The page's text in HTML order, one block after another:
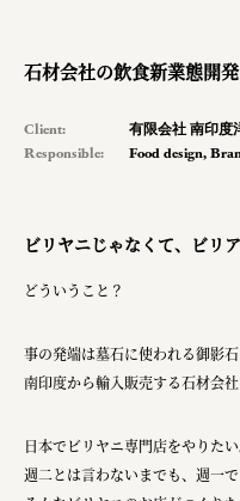
space
Smiles
100本のスプーン
キリンホールディング
ソロフレッシュコー
ピジョン株式会社
アトラス化成株式会社
複合的な形式で実施
石材会社の飲食新業態開発
Client:
有限会社 南印度
Responsible:
Food design,
ビリヤニじゃなくて、ビリア
どういうこと？
事の発端は墓石に使われる御影
南印度から輸入販売する石材会
日本でビリヤニ専門店をやりたい
週二とは言わないまでも、週一